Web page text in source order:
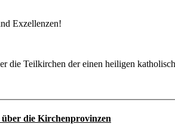
Exzellenzen!
die Teilkirchen der einen heiligen
über die Kirchenprovinzen